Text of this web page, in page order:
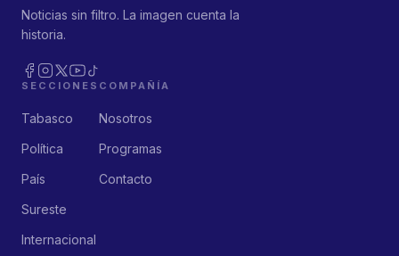
Noticias sin filtro. La imagen cuenta la
historia.
SECCIONES
Tabasco
Política
País
Sureste
Internacional
COMPAÑÍA
Nosotros
Programas
Contacto